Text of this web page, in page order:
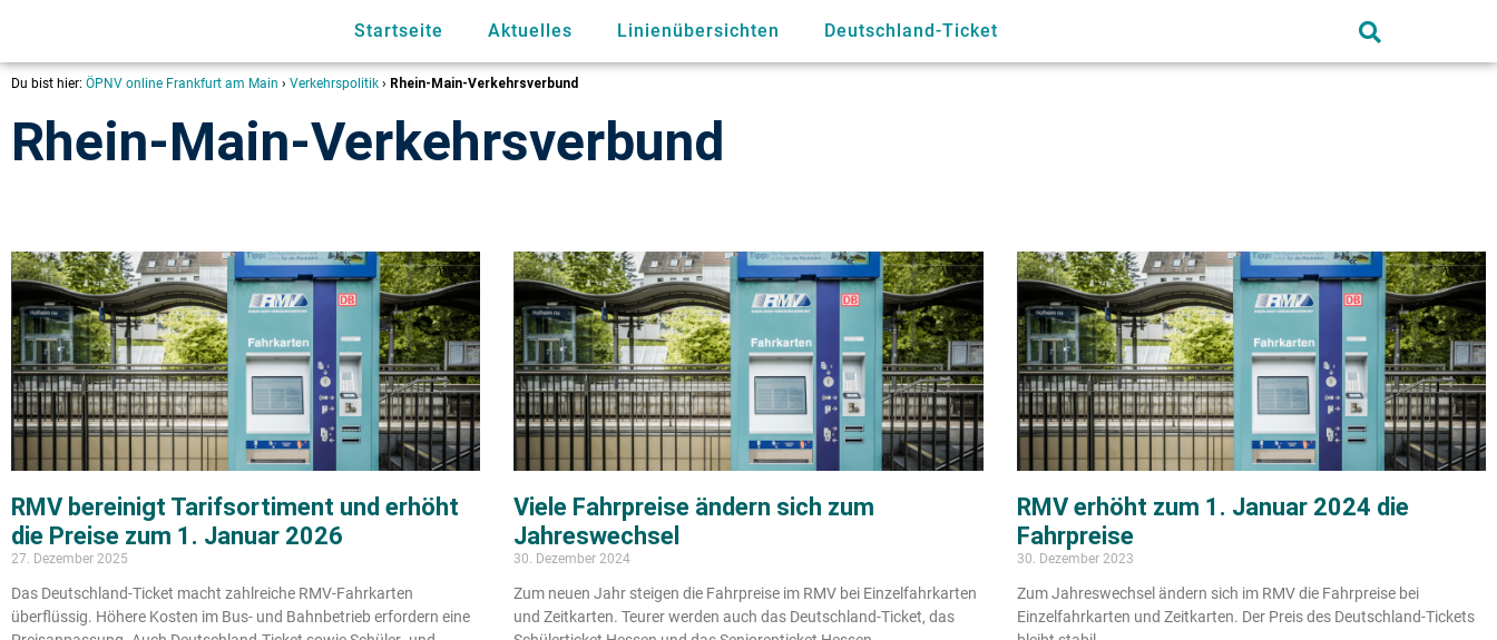
Startseite Aktuelles Linienübersichten Deutschland-Ticket
Du bist hier: ÖPNV online Frankfurt am Main › Verkehrspolitik › Rhein-Main-Verkehrsverbund
Rhein-Main-Verkehrsverbund
RMV bereinigt Tarifsortiment und erhöht
die Preise zum 1. Januar 2026
27. Dezember 2025
Das Deutschland-Ticket macht zahlreiche RMV-Fahrkarten
überflüssig. Höhere Kosten im Bus- und Bahnbetrieb erfordern eine
Viele Fahrpreise ändern sich zum
Jahreswechsel
30. Dezember 2024
Zum neuen Jahr steigen die Fahrpreise im RMV bei Einzelfahrkarten
und Zeitkarten. Teurer werden auch das Deutschland-Ticket, das
RMV erhöht zum 1. Januar 2024 die
Fahrpreise
30. Dezember 2023
Zum Jahreswechsel ändern sich im RMV die Fahrpreise bei
Einzelfahrkarten und Zeitkarten. Der Preis des Deutschland-Tickets